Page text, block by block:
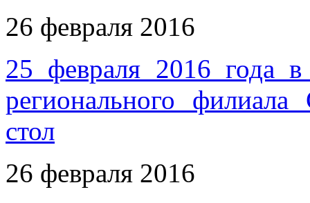
26 февраля 2016
25 февраля 2016 года
регионального
стол
26 февраля 2016